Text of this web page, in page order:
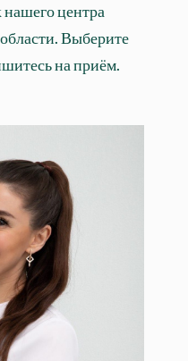
центра
Выберите
на приём.
Илона
косметолог с
и мастер-
макияжа.